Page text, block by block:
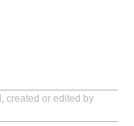
created or edited by